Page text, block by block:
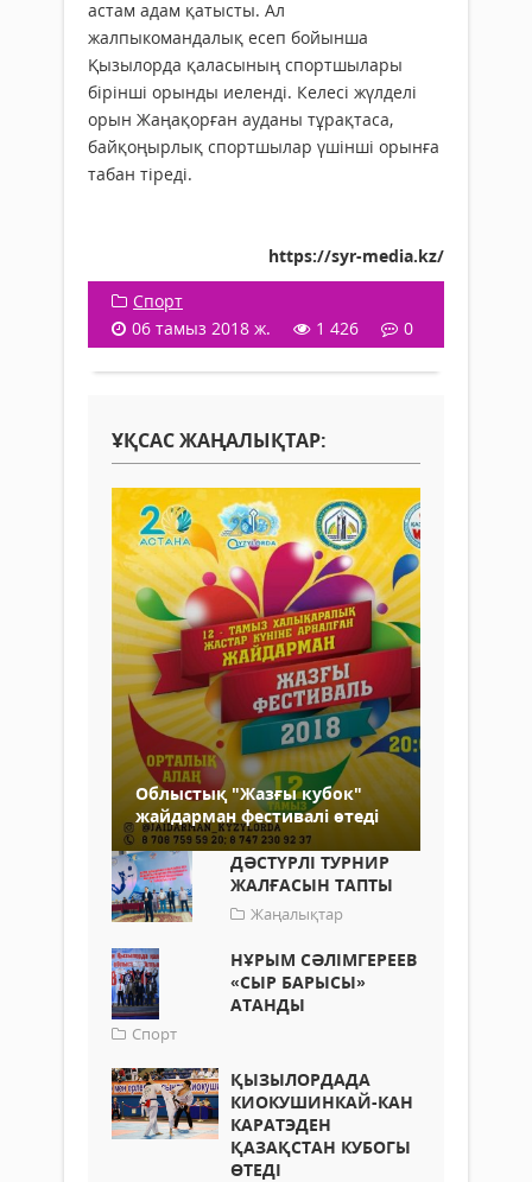
астам адам қатысты. Ал
жалпыкомандалық есеп бойынша
Қызылорда қаласының спортшылары
бірінші орынды иеленді. Келесі жүлделі
орын Жаңақорған ауданы тұрақтаса,
байқоңырлық спортшылар үшінші орынға
табан тіреді.
https://syr-media.kz/
Спорт
06 тамыз 2018 ж.
1 426 0
ҰҚСАС ЖАҢАЛЫҚТАР:
Облыстық "Жазғы кубок"
жайдарман фестивалі өтеді
ДӘСТҮРЛІ ТУРНИР
ЖАЛҒАСЫН ТАПТЫ
Жаңалықтар
НҰРЫМ СӘЛІМГЕРЕЕВ
«СЫР БАРЫСЫ»
АТАНДЫ
Спорт
ҚЫЗЫЛОРДАДА
КИОКУШИНКАЙ-КАН
КАРАТЭДЕН
ҚАЗАҚСТАН КУБОГЫ
ӨТЕДІ